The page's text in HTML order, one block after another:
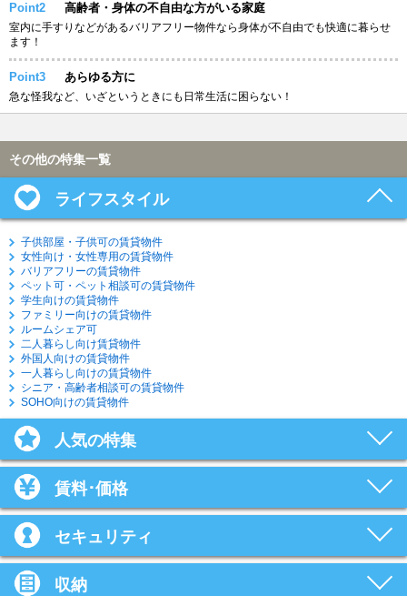
Point2 高齢者・身体の不自由な方がいる家庭
室内に手すりなどがあるバリアフリー物件なら身体が不自由でも快適に暮らせ
ます！
Point3 あらゆる方に
急な怪我など、いざというときにも日常生活に困らない！
その他の特集一覧
ライフスタイル
子供部屋・子供可の賃貸物件
女性向け・女性専用の賃貸物件
バリアフリーの賃貸物件
ペット可・ペット相談可の賃貸物件
学生向けの賃貸物件
ファミリー向けの賃貸物件
ルームシェア可
二人暮らし向け賃貸物件
外国人向けの賃貸物件
一人暮らし向けの賃貸物件
シニア・高齢者相談可の賃貸物件
SOHO向けの賃貸物件
人気の特集
賃料･価格
セキュリティ
収納